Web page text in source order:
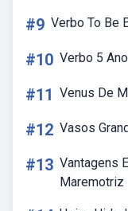
#9 Verbo To Be
#10 Verbo 5
#11 Venus De
#12 Vasos
#13 Vantagens
Maremotriz